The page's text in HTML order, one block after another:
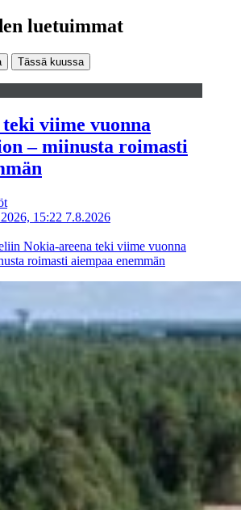
luetuimmat
Tässä kuussa
viime vuonna
– miinusta roimasti
15:22 7.8.2026
Nokia-areena teki viime vuonna
roimasti aiempaa enemmän